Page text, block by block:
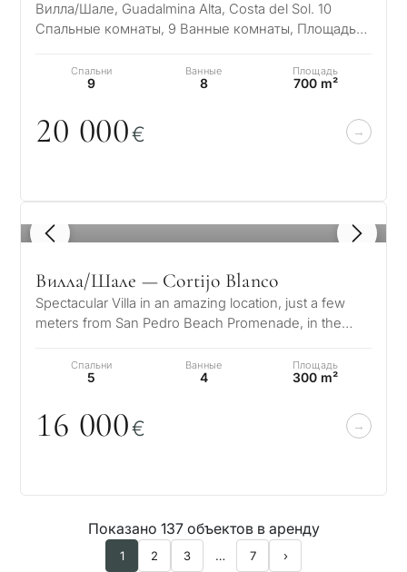
Вилла/Шале, Guadalmina Alta, Costa del Sol. 10
Спальные комнаты, 9 Ванные комнаты, Площадь
Спальни
9
Ванные
8
Площадь
700 m²
20 000€
1 / 8
Вилла/Шале — Cortijo Blanco
Spectacular Villa in an amazing location, just a few
meters from San Pedro Beach Promenade, in the
Спальни
5
Ванные
4
Площадь
300 m²
16 000€
Показано 137 объектов в аренду
1 2 3 … 7 ›